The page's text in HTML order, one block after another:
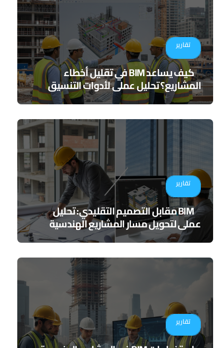
تقارير
كيف يساعد BIM في تقليل أخطاء
المشاريع؟ تحليل عملي لأدوات التنسيق
الرقمي
تقارير
BIM مقابل التصميم التقليدي: تحليل
عملي لتحويل مسار المشاريع الهندسية
تقارير